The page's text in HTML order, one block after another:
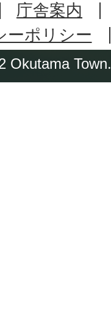
庁舎案内
ーポリシー
Okutama